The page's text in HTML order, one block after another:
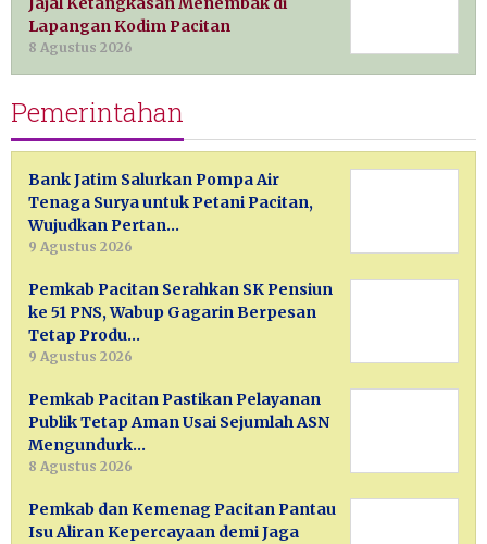
Lapangan Kodim Pacitan
8 Agustus 2026
Pemerintahan
Bank Jatim Salurkan Pompa Air
Tenaga Surya untuk Petani Pacitan,
Wujudkan Pertan…
9 Agustus 2026
Pemkab Pacitan Serahkan SK Pensiun
ke 51 PNS, Wabup Gagarin Berpesan
Tetap Produ…
9 Agustus 2026
Pemkab Pacitan Pastikan Pelayanan
Publik Tetap Aman Usai Sejumlah ASN
Mengundurk…
8 Agustus 2026
Pemkab dan Kemenag Pacitan Pantau
Isu Aliran Kepercayaan demi Jaga